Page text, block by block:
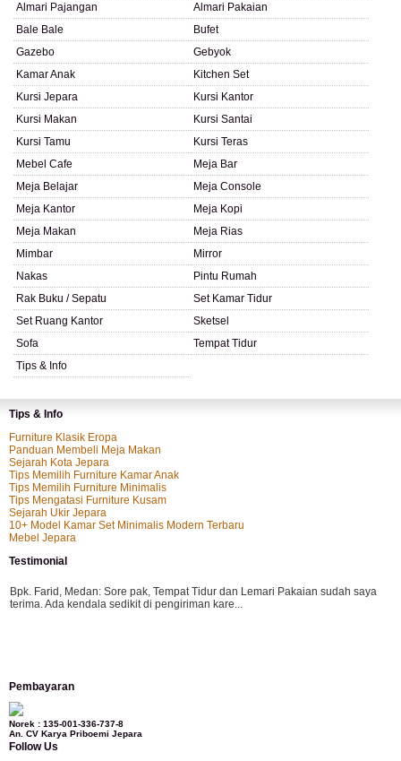
Almari Pajangan
Almari Pakaian
Bale Bale
Bufet
Gazebo
Gebyok
Kamar Anak
Kitchen Set
Kursi Jepara
Kursi Kantor
Kursi Makan
Kursi Santai
Kursi Tamu
Kursi Teras
Mebel Cafe
Meja Bar
Meja Belajar
Meja Console
Meja Kantor
Meja Kopi
Meja Makan
Meja Rias
Mimbar
Mirror
Nakas
Pintu Rumah
Rak Buku / Sepatu
Set Kamar Tidur
Set Ruang Kantor
Sketsel
Sofa
Tempat Tidur
Tips & Info
Tips & Info
Furniture Klasik Eropa
Panduan Membeli Meja Makan
Sejarah Kota Jepara
Tips Memilih Furniture Kamar Anak
Tips Memilih Furniture Minimalis
Tips Mengatasi Furniture Kusam
Sejarah Ukir Jepara
10+ Model Kamar Set Minimalis Modern Terbaru
Mebel Jepara
Testimonial
Bpk. Farid, Medan: Sore pak, Tempat Tidur dan Lemari Pakaian sudah saya
terima. Ada kendala sedikit di pengiriman kare...
kursi teras saya sudah saya terima dan p...
Pembayaran
Norek : 135-001-336-737-8
An. CV Karya Priboemi Jepara
Follow Us